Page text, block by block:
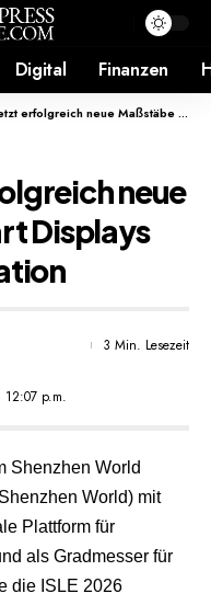
Digital Finanzen
neue Maßstäbe bei Smart Displays und Systemintegration
neue
Displays
p.m.
3 Min. Lesezeit
Shenzhen World
World) mit
Plattform für
als Gradmesser für
die ISLE 2026